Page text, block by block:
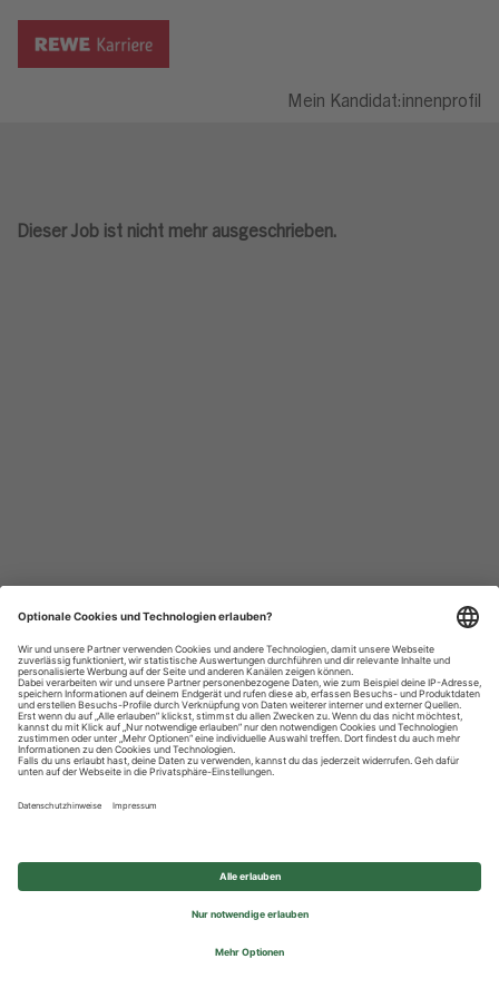
Mein Kandidat:innenprofil
Dieser Job ist nicht mehr ausgeschrieben.
Datenschutzhinweise
Impressum
Privatsphäre-Einstellungen
© 2026 REWE Group - All rights reserved